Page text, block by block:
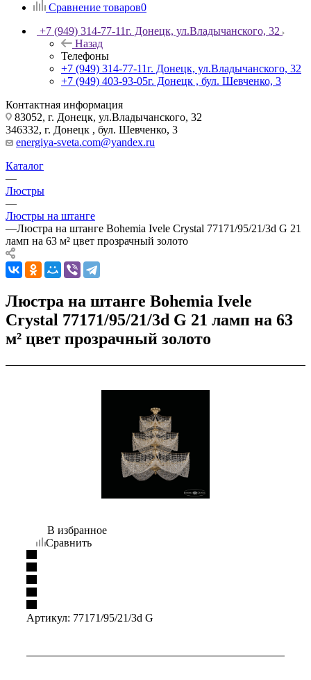
Сравнение товаров0
+7 (949) 314-77-11г. Донецк, ул.Владычанского, 32
Назад
Телефоны
+7 (949) 314-77-11г. Донецк, ул.Владычанского, 32
+7 (949) 403-93-05г. Донецк , бул. Шевченко, 3
Контактная информация
83052, г. Донецк, ул.Владычанского, 32
346332, г. Донецк , бул. Шевченко, 3
energiya-sveta.com@yandex.ru
Каталог
—
Люстры
—
Люстры на штанге
—Люстра на штанге Bohemia Ivele Crystal 77171/95/21/3d G 21
ламп на 63 м² цвет прозрачный золото
Люстра на штанге Bohemia Ivele
Crystal 77171/95/21/3d G 21 ламп на 63
м² цвет прозрачный золото
В избранное
Сравнить
Артикул: 77171/95/21/3d G